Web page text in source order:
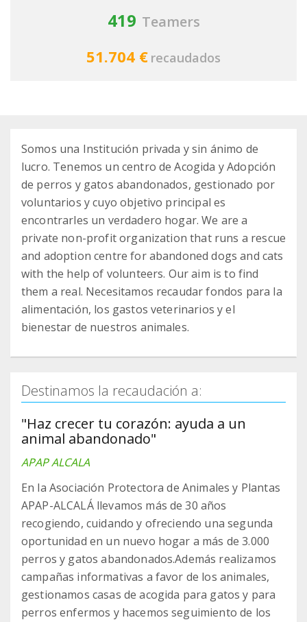
419 Teamers
51.704 € recaudados
Somos una Institución privada y sin ánimo de
lucro. Tenemos un centro de Acogida y Adopción
de perros y gatos abandonados, gestionado por
voluntarios y cuyo objetivo principal es
encontrarles un verdadero hogar. We are a
private non-profit organization that runs a rescue
and adoption centre for abandoned dogs and cats
with the help of volunteers. Our aim is to find
them a real. Necesitamos recaudar fondos para la
alimentación, los gastos veterinarios y el
bienestar de nuestros animales.
Destinamos la recaudación a:
"Haz crecer tu corazón: ayuda a un
animal abandonado"
APAP ALCALA
En la Asociación Protectora de Animales y Plantas
APAP-ALCALÁ llevamos más de 30 años
recogiendo, cuidando y ofreciendo una segunda
oportunidad en un nuevo hogar a más de 3.000
perros y gatos abandonados.Además realizamos
campañas informativas a favor de los animales,
gestionamos casas de acogida para gatos y para
perros enfermos y hacemos seguimiento de los